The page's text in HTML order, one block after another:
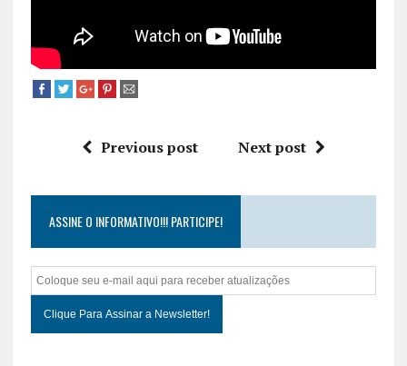
Previous post Next post
ASSINE O INFORMATIVO!!! PARTICIPE!